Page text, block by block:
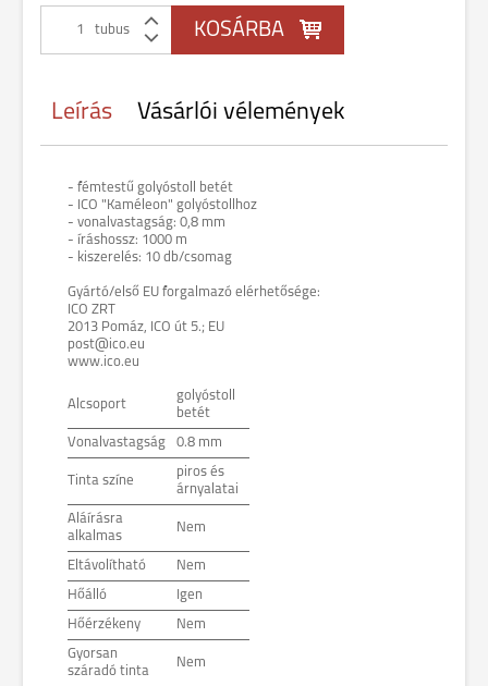
tubus
Leírás Vásárlói vélemények
- fémtestű golyóstoll betét
- ICO "Kaméleon" golyóstollhoz
- vonalvastagság: 0,8 mm
- íráshossz: 1000 m
- kiszerelés: 10 db/csomag
Gyártó/első EU forgalmazó elérhetősége:
ICO ZRT
2013 Pomáz, ICO út 5.; EU
post@ico.eu
www.ico.eu
Alcsoport
golyóstoll
betét
Vonalvastagság 0.8 mm
Tinta színe
piros és
árnyalatai
Aláírásra
alkalmas
Nem
Eltávolítható Nem
Hőálló Igen
Hőérzékeny Nem
Gyorsan
száradó tinta
Nem